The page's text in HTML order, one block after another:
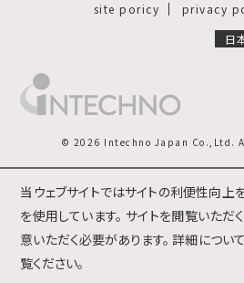
当ウェブサイトではサイトの利便性向上
を使用しています。 サイトを閲覧いただ
意いただく必要があります。 詳細につい
覧ください。
site poricy
privacy
日
© 2026 Intechno Japan Co.,Ltd.